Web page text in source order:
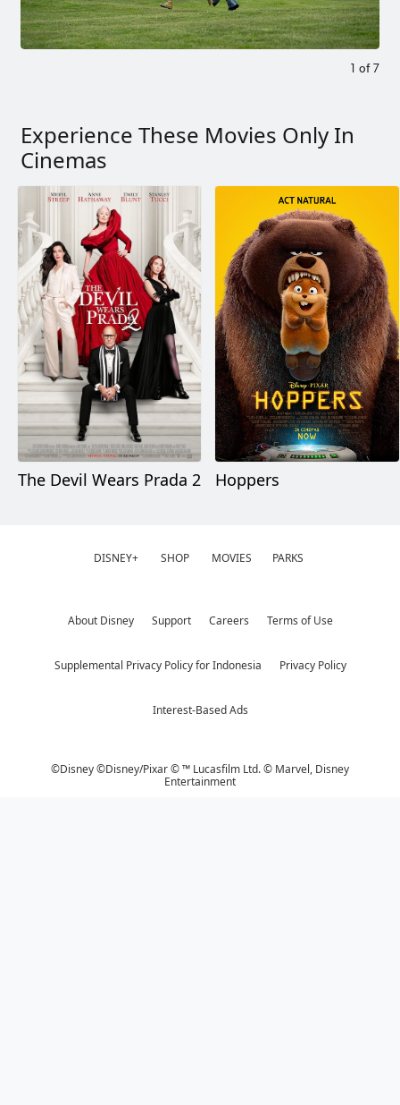
1 of 7
Experience These Movies Only In
Cinemas
The Devil Wears Prada 2 Hoppers
DISNEY+ SHOP MOVIES PARKS
About Disney Support Careers Terms of Use
Supplemental Privacy Policy for Indonesia Privacy Policy
Interest-Based Ads
©Disney ©Disney/Pixar © ™ Lucasfilm Ltd. © Marvel, Disney
Entertainment